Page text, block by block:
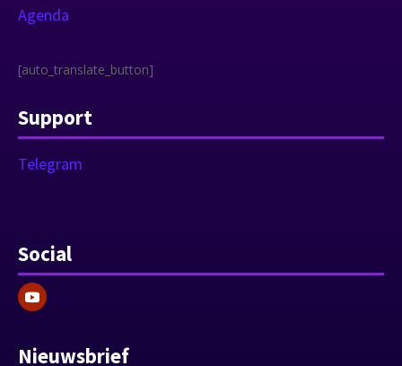
Agenda
[auto_translate_button]
Support
Telegram
Social
Nieuwsbrief